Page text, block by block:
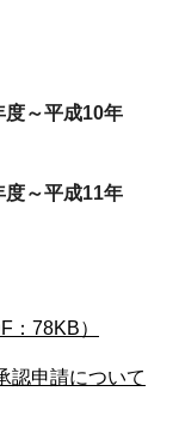
度～平成10年
度～平成11年
：78KB）
認申請について